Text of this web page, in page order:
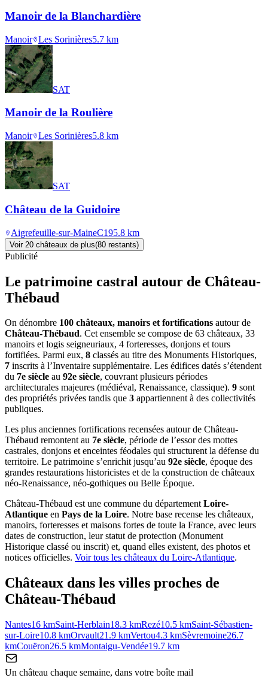
Manoir de la Blanchardière
Manoir Les Sorinières5.7 km
SAT
Manoir de la Roulière
Manoir Les Sorinières5.8 km
SAT
Château de la Guidoire
Aigrefeuille-sur-MaineC195.8 km
Voir 20 châteaux de plus(80 restants)
Publicité
Le patrimoine castral autour de Château-
Thébaud
On dénombre 100 châteaux, manoirs et fortifications autour de
Château-Thébaud. Cet ensemble se compose de 63 châteaux, 33
manoirs et logis seigneuriaux, 4 forteresses, donjons et tours
fortifiées. Parmi eux, 8 classés au titre des Monuments Historiques,
7 inscrits à l’Inventaire supplémentaire. Les édifices datés s’étendent
du 7e siècle au 92e siècle, couvrant plusieurs périodes
architecturales majeures (médiéval, Renaissance, classique). 9 sont
des propriétés privées tandis que 3 appartiennent à des collectivités
publiques.
Les plus anciennes fortifications recensées autour de Château-
Thébaud remontent au 7e siècle, période de l’essor des mottes
castrales, donjons et enceintes féodales qui structurent la défense du
territoire. Le patrimoine s’enrichit jusqu’au 92e siècle, époque des
grandes restaurations historicistes et de la construction de châteaux
néo-Renaissance, néo-gothiques ou Belle Époque.
Château-Thébaud est une commune du départementLoire-
Atlantique en Pays de la Loire. Notre base recense les châteaux,
manoirs, forteresses et maisons fortes de toute la France, avec leurs
dates de construction, leur statut de protection (Monument
Historique classé ou inscrit) et, quand elles existent, des photos et
notices officielles. Voir tous les châteaux du Loire-Atlantique.
Châteaux dans les villes proches de
Château-Thébaud
Nantes16 kmSaint-Herblain18.3 kmRezé10.5 kmSaint-Sébastien-
sur-Loire10.8 kmOrvault21.9 kmVertou4.3 kmSèvremoine26.7
kmCouëron26.5 kmMontaigu-Vendée19.7 km
Un château chaque semaine, dans votre boîte mail